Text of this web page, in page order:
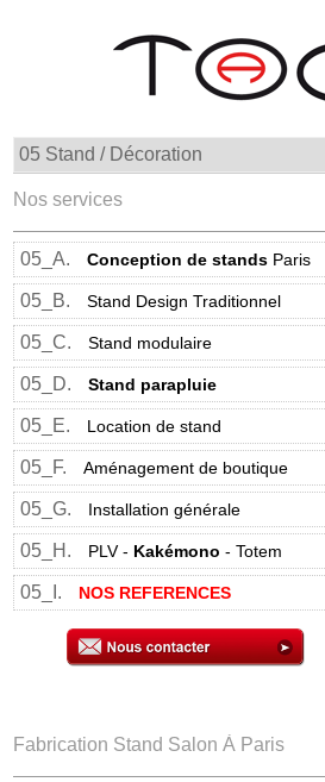
Nos services
05_A. Conception de stands Paris
05_B. Stand Design Traditionnel
05_C. Stand modulaire
05_D. Stand parapluie
05_E. Location de stand
05_F. Aménagement de boutique
05_G. Installation générale
05_H. PLV - Kakémono- Totem
05_I. NOS REFERENCES
Fabrication Stand Salon À Paris